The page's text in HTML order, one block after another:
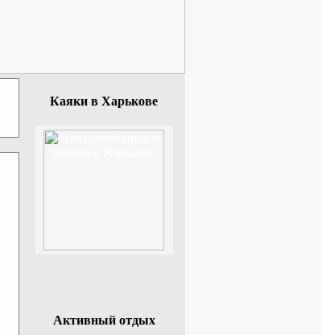
Каяки в Харькове
Активный отдых